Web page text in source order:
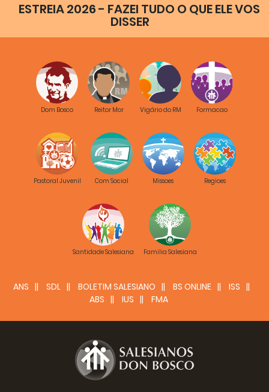
ESTREIA 2026 - FAZEI TUDO O QUE ELE VOS
DISSER
Dom Bosco Reitor Mor Vigário do RM Formacao
Pastoral Juvenil Com Social Missoes Regioes
Santidade Salesiana Familia Salesiana
ANS SDL BOLETIM SALESIANO BS ONLINE
ISS
ABS
IUS FMA